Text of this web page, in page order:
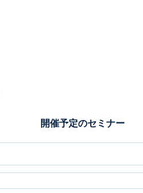
開催予定のセミナー